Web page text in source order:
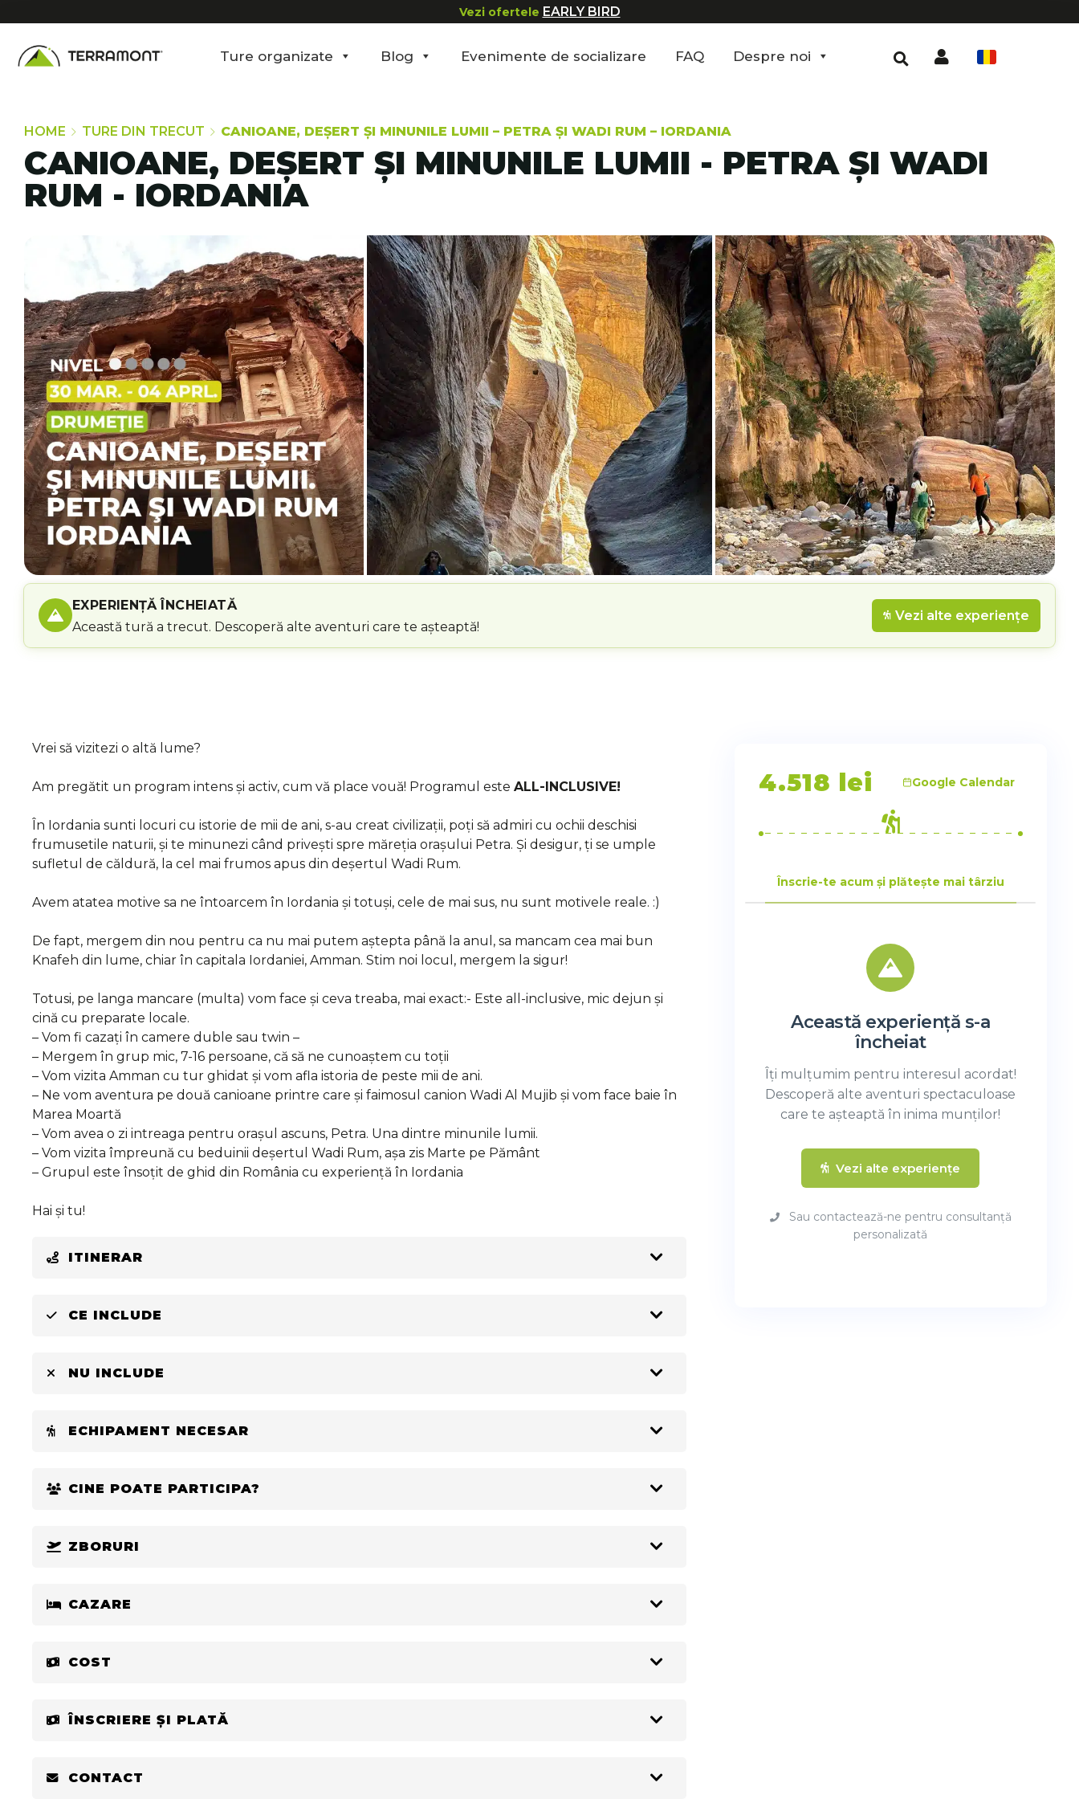
Vezi ofertele EARLY BIRD
Ture organizate Blog Evenimente de socializare FAQ Despre noi
HOME TURE DIN TRECUT CANIOANE, DEȘERT ȘI MINUNILE LUMII – PETRA ȘI WADI RUM – IORDANIA
CANIOANE, DEȘERT ȘI MINUNILE LUMII - PETRA ȘI WADI
RUM - IORDANIA
EXPERIENȚĂ ÎNCHEIATĂ
Această tură a trecut. Descoperă alte aventuri care te așteaptă!
Vezi alte experiențe
Vrei să vizitezi o altă lume?
Am pregătit un program intens și activ, cum vă place vouă! Programul este ALL-INCLUSIVE!
În Iordania sunti locuri cu istorie de mii de ani, s-au creat civilizații, poți să admiri cu ochii deschisi
frumusetile naturii, și te minunezi când privești spre măreția orașului Petra. Și desigur, ți se umple
sufletul de căldură, la cel mai frumos apus din deșertul Wadi Rum.
Avem atatea motive sa ne întoarcem în Iordania și totuși, cele de mai sus, nu sunt motivele reale. :)
De fapt, mergem din nou pentru ca nu mai putem aștepta până la anul, sa mancam cea mai bun
Knafeh din lume, chiar în capitala Iordaniei, Amman. Stim noi locul, mergem la sigur!
Totusi, pe langa mancare (multa) vom face și ceva treaba, mai exact:- Este all-inclusive, mic dejun și
cină cu preparate locale.
– Vom fi cazați în camere duble sau twin –
– Mergem în grup mic, 7-16 persoane, că să ne cunoaștem cu toții
– Vom vizita Amman cu tur ghidat și vom afla istoria de peste mii de ani.
– Ne vom aventura pe două canioane printre care și faimosul canion Wadi Al Mujib și vom face baie în
Marea Moartă
– Vom avea o zi intreaga pentru orașul ascuns, Petra. Una dintre minunile lumii.
– Vom vizita împreună cu beduinii deșertul Wadi Rum, așa zis Marte pe Pământ
– Grupul este însoțit de ghid din România cu experiență în Iordania
Hai și tu!
ITINERAR
CE INCLUDE
NU INCLUDE
ECHIPAMENT NECESAR
CINE POATE PARTICIPA?
ZBORURI
CAZARE
COST
ÎNSCRIERE ȘI PLATĂ
CONTACT
4.518 lei Google Calendar
Înscrie-te acum și plătește mai târziu
Această experiență s-a
încheiat
Îți mulțumim pentru interesul acordat!
Descoperă alte aventuri spectaculoase
care te așteaptă în inima munților!
Vezi alte experiențe
Sau contactează-ne pentru consultanță
personalizată